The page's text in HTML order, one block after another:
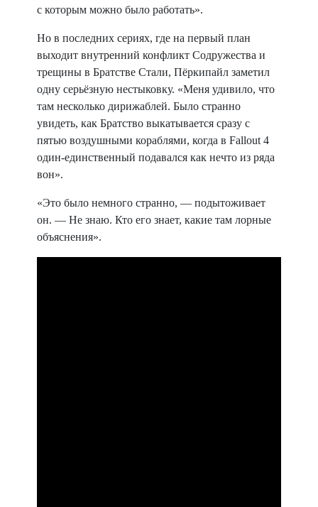
с которым можно было работать».
Но в последних сериях, где на первый план
выходит внутренний конфликт Содружества и
трещины в Братстве Стали, Пёркипайл заметил
одну серьёзную нестыковку. «Меня удивило, что
там несколько дирижаблей. Было странно
увидеть, как Братство выкатывается сразу с
пятью воздушными кораблями, когда в Fallout 4
один‑единственный подавался как нечто из ряда
вон».
«Это было немного странно, — подытоживает
он. — Не знаю. Кто его знает, какие там лорные
объяснения».